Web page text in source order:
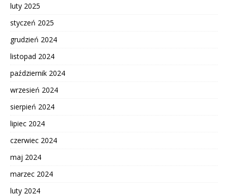
luty 2025
styczeń 2025
grudzień 2024
listopad 2024
październik 2024
wrzesień 2024
sierpień 2024
lipiec 2024
czerwiec 2024
maj 2024
marzec 2024
luty 2024